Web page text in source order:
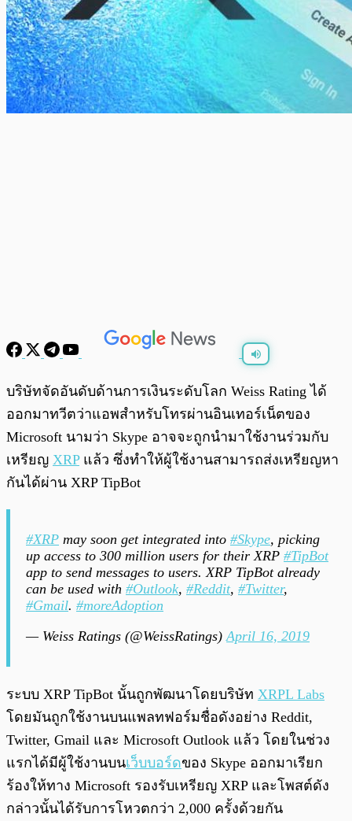
พร้อมเล่น 0:00
บริษัทจัดอันดับด้านการเงินระดับโลก Weiss Rating ได้
ออกมาทวีตว่าแอพสำหรับโทรผ่านอินเทอร์เน็ตของ
Microsoft นามว่า Skype อาจจะถูกนำมาใช้งานร่วมกับ
เหรียญ XRPแล้ว ซึ่งทำให้ผู้ใช้งานสามารถส่งเหรียญหา
กันได้ผ่าน XRP TipBot
#XRP may soon get integrated into #Skype, picking
up access to 300 million users for their XRP #TipBot
app to send messages to users. XRP TipBot already
can be used with #Outlook, #Reddit, #Twitter,
#Gmail. #moreAdoption
— Weiss Ratings (@WeissRatings)April 16, 2019
ระบบ XRP TipBot นั้นถูกพัฒนาโดยบริษัท XRPL Labs
โดยมันถูกใช้งานบนแพลทฟอร์มชื่อดังอย่าง Reddit,
Twitter, Gmail และ Microsoft Outlook แล้ว โดยในช่วง
แรกได้มีผู้ใช้งานบนเว็บบอร์ดของ Skype ออกมาเรียก
ร้องให้ทาง Microsoft รองรับเหรียญ XRP และโพสต์ดัง
กล่าวนั้นได้รับการโหวตกว่า 2,000 ครั้งด้วยกัน